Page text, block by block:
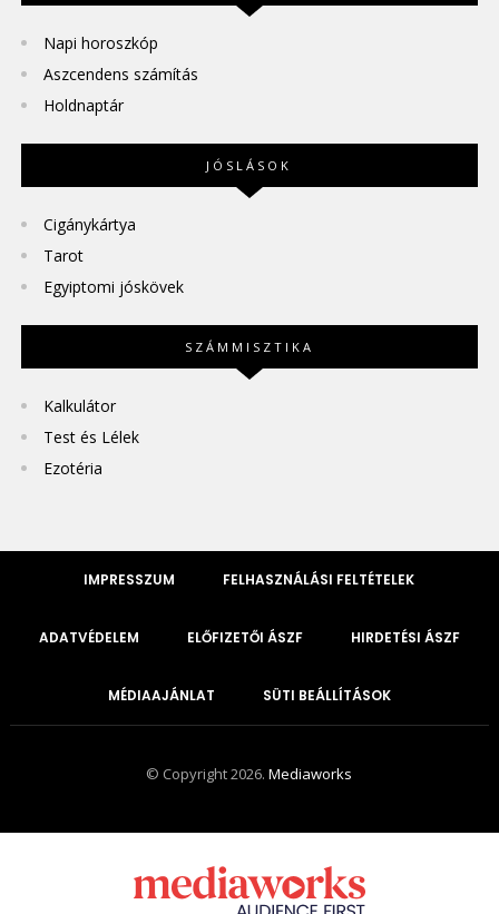
Napi horoszkóp
Aszcendens számítás
Holdnaptár
JÓSLÁSOK
Cigánykártya
Tarot
Egyiptomi jóskövek
SZÁMMISZTIKA
Kalkulátor
Test és Lélek
Ezotéria
IMPRESSZUM FELHASZNÁLÁSI FELTÉTELEK
ADATVÉDELEM ELŐFIZETŐI ÁSZF HIRDETÉSI ÁSZF
MÉDIAAJÁNLAT SÜTI BEÁLLÍTÁSOK
© Copyright 2026.Mediaworks